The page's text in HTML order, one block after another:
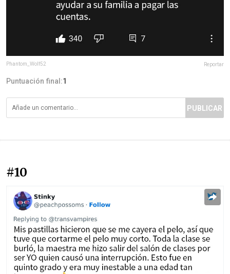
Phantom_Wolf52 Reportar
Puntuación final:1
PUBLICAR
#10